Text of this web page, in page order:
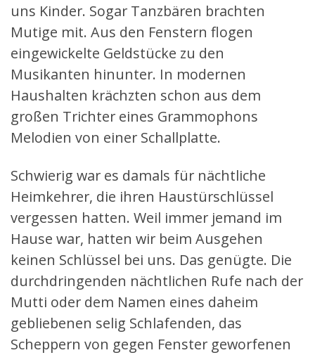
uns Kinder. Sogar Tanzbären brachten
Mutige mit. Aus den Fenstern flogen
eingewickelte Geldstücke zu den
Musikanten hinunter. In modernen
Haushalten krächzten schon aus dem
großen Trichter eines Grammophons
Melodien von einer Schallplatte.
Schwierig war es damals für nächtliche
Heimkehrer, die ihren Haustürschlüssel
vergessen hatten. Weil immer jemand im
Hause war, hatten wir beim Ausgehen
keinen Schlüssel bei uns. Das genügte. Die
durchdringenden nächtlichen Rufe nach der
Mutti oder dem Namen eines daheim
gebliebenen selig Schlafenden, das
Scheppern von gegen Fenster geworfenen